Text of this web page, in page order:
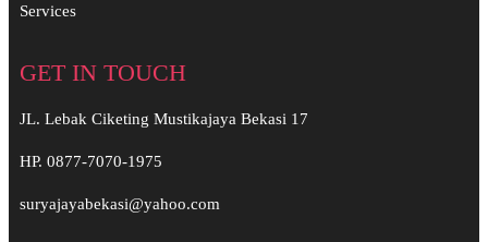
Services
GET IN TOUCH
JL. Lebak Ciketing Mustikajaya Bekasi 17
HP. 0877-7070-1975
suryajayabekasi@yahoo.com